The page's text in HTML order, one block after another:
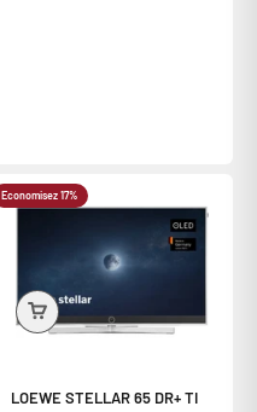
Economisez 17%
LOEWE STELLAR 65 DR+ TI